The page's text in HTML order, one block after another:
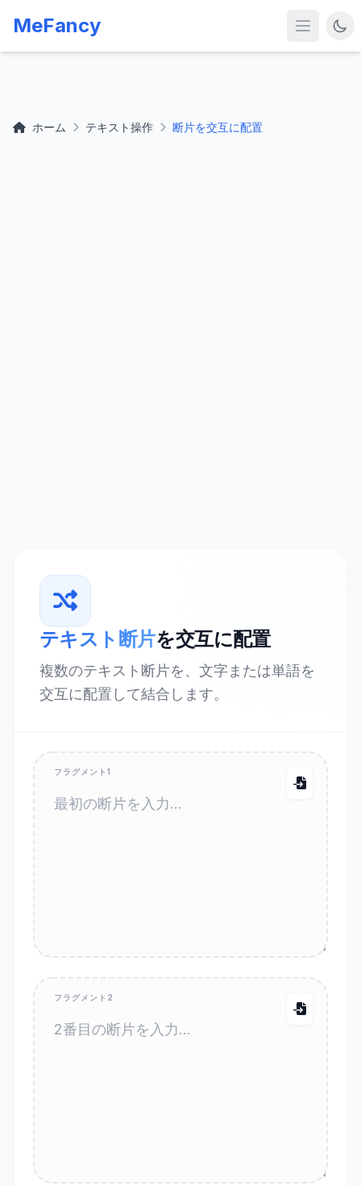
MeFancy
ホーム テキスト操作 断片を交互に配置
テキスト断片を交互に配置
複数のテキスト断片を、文字または単語を
交互に配置して結合します。
フラグメント1
フラグメント2